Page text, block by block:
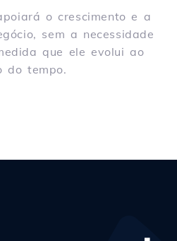
o crescimento e a
sem a necessidade
que ele evolui ao
do tempo.